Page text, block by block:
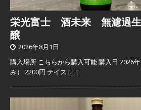
栄光富士 酒未来 無濾過
醸
2026年8月1日
購入場所 こちらから購入可能 購入日 2026
み） 2200円 テイス […]